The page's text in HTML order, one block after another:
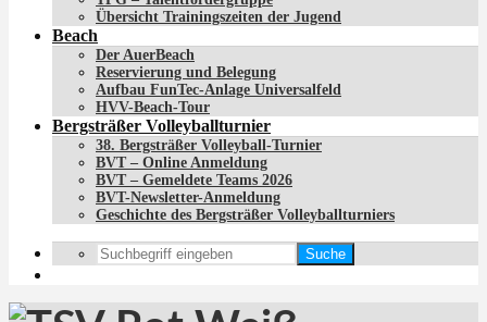
Übersicht Trainingszeiten der Jugend
Beach
Der AuerBeach
Reservierung und Belegung
Aufbau FunTec-Anlage Universalfeld
HVV-Beach-Tour
Bergsträßer Volleyballturnier
38. Bergsträßer Volleyball-Turnier
BVT – Online Anmeldung
BVT – Gemeldete Teams 2026
BVT-Newsletter-Anmeldung
Geschichte des Bergsträßer Volleyballturniers
Suche